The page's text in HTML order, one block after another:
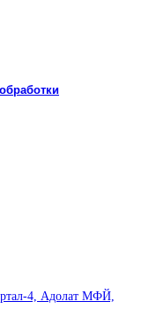
4, Адолат МФЙ,